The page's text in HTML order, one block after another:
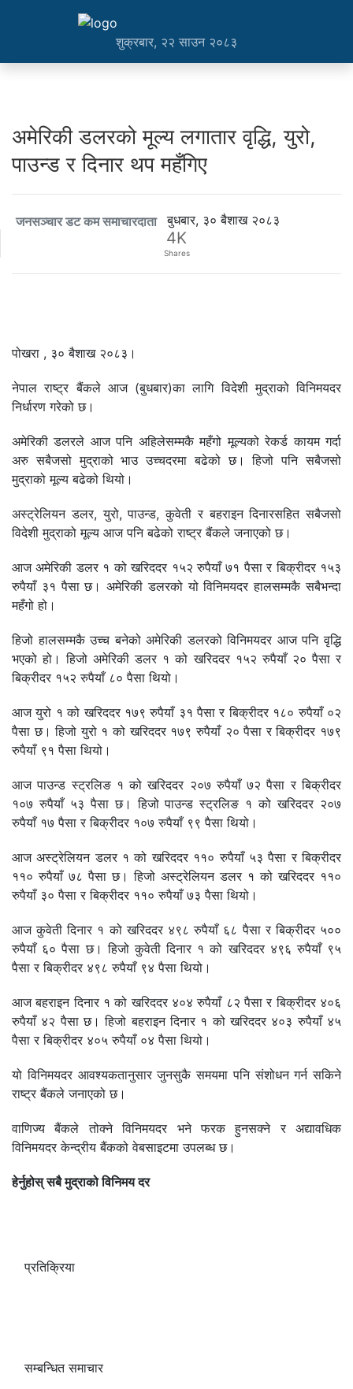
शुक्रबार, २२ साउन २०८३
अमेरिकी डलरको मूल्य लगातार वृद्धि, युरो,
पाउन्ड र दिनार थप महँगिए
जनसञ्चार डट कम समाचारदाता बुधबार, ३० बैशाख २०८३
4K
Shares
पोखरा , ३० बैशाख २०८३।
नेपाल राष्ट्र बैंकले आज (बुधबार)का लागि विदेशी मुद्राको विनिमयदर
निर्धारण गरेको छ।
अमेरिकी डलरले आज पनि अहिलेसम्मकै महँगो मूल्यको रेकर्ड कायम गर्दा
अरु सबैजसो मुद्राको भाउ उच्चदरमा बढेको छ। हिजो पनि सबैजसो
मुद्राको मूल्य बढेको थियो।
अस्ट्रेलियन डलर, युरो, पाउन्ड, कुवेती र बहराइन दिनारसहित सबैजसो
विदेशी मुद्राको मूल्य आज पनि बढेको राष्ट्र बैंकले जनाएको छ।
आज अमेरिकी डलर १ को खरिददर १५२ रुपैयाँ ७१ पैसा र बिक्रीदर १५३
रुपैयाँ ३१ पैसा छ। अमेरिकी डलरको यो विनिमयदर हालसम्मकै सबैभन्दा
महँगो हो।
हिजो हालसम्मकै उच्च बनेको अमेरिकी डलरको विनिमयदर आज पनि वृद्धि
भएको हो। हिजो अमेरिकी डलर १ को खरिददर १५२ रुपैयाँ २० पैसा र
बिक्रीदर १५२ रुपैयाँ ८० पैसा थियो।
आज युरो १ को खरिददर १७९ रुपैयाँ ३१ पैसा र बिक्रीदर १८० रुपैयाँ ०२
पैसा छ। हिजो युरो १ को खरिददर १७९ रुपैयाँ २० पैसा र बिक्रीदर १७९
रुपैयाँ ९१ पैसा थियो।
आज पाउन्ड स्ट्रलिङ १ को खरिददर २०७ रुपैयाँ ७२ पैसा र बिक्रीदर
१०७ रुपैयाँ ५३ पैसा छ। हिजो पाउन्ड स्ट्रलिङ १ को खरिददर २०७
रुपैयाँ १७ पैसा र बिक्रीदर १०७ रुपैयाँ ९९ पैसा थियो।
आज अस्ट्रेलियन डलर १ को खरिददर ११० रुपैयाँ ५३ पैसा र बिक्रीदर
११० रुपैयाँ ७८ पैसा छ। हिजो अस्ट्रेलियन डलर १ को खरिददर ११०
रुपैयाँ ३० पैसा र बिक्रीदर ११० रुपैयाँ ७३ पैसा थियो।
आज कुवेती दिनार १ को खरिददर ४९८ रुपैयाँ ६८ पैसा र बिक्रीदर ५००
रुपैयाँ ६० पैसा छ। हिजो कुवेती दिनार १ को खरिददर ४९६ रुपैयाँ ९५
पैसा र बिक्रीदर ४९८ रुपैयाँ ९४ पैसा थियो।
आज बहराइन दिनार १ को खरिददर ४०४ रुपैयाँ ८२ पैसा र बिक्रीदर ४०६
रुपैयाँ ४२ पैसा छ। हिजो बहराइन दिनार १ को खरिददर ४०३ रुपैयाँ ४५
पैसा र बिक्रीदर ४०५ रुपैयाँ ०४ पैसा थियो।
यो विनिमयदर आवश्यकतानुसार जुनसुकै समयमा पनि संशोधन गर्न सकिने
राष्ट्र बैंकले जनाएको छ।
वाणिज्य बैंकले तोक्ने विनिमयदर भने फरक हुनसक्ने र अद्यावधिक
विनिमयदर केन्द्रीय बैंकको वेबसाइटमा उपलब्ध छ।
हेर्नुहोस् सबै मुद्राको विनिमय दर
प्रतिक्रिया
सम्बन्धित समाचार